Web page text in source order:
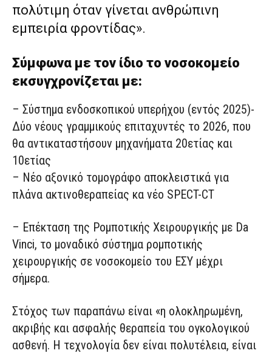
πολύτιμη όταν γίνεται ανθρώπινη
εμπειρία φροντίδας».
Σύμφωνα με τον ίδιο το νοσοκομείο
εκσυγχρονίζεται με:
– Σύστημα ενδοσκοπικού υπερήχου (εντός 2025)-
Δύο νέους γραμμικούς επιταχυντές το 2026, που
θα αντικαταστήσουν μηχανήματα 20ετίας και
10ετίας
– Νέο αξονικό τομογράφο αποκλειστικά για
πλάνα ακτινοθεραπείας κα νέο SPECT-CT
– Επέκταση της Ρομποτικής Χειρουργικής με Da
Vinci, το μοναδικό σύστημα ρομποτικής
χειρουργικής σε νοσοκομείο του ΕΣΥ μέχρι
σήμερα.
Στόχος των παραπάνω είναι «η ολοκληρωμένη,
ακριβής και ασφαλής θεραπεία του ογκολογικού
ασθενή. Η τεχνολογία δεν είναι πολυτέλεια, είναι